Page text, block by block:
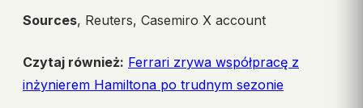
Sources, Reuters, Casemiro X account
Czytaj również: Ferrari zrywa współpracę z
inżynierem Hamiltona po trudnym sezonie